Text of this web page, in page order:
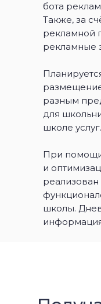
бота
Также, за
рекламной
рекламные
разным
для
школе услуг.
При
и
реализован
школы.